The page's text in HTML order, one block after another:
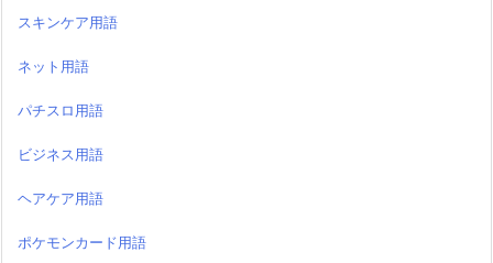
スキンケア用語
ネット用語
パチスロ用語
ビジネス用語
ヘアケア用語
ポケモンカード用語